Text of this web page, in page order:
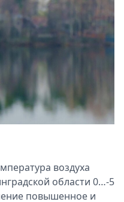
воздуха
области 0…-5
повышенное и